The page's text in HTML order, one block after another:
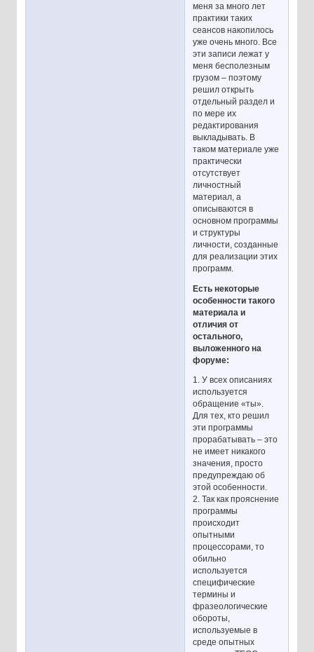
меня за много лет
практики таких
сеансов накопилось
уже очень много. Все
эти записи лежат у
меня бесполезным
грузом – поэтому
решил открыть
отдельный раздел и
по мере их
редактирования
выкладывать. В
таком материале уже
практически
отсутствует
личностный
материал, а
описываются в
основном программы
и структуры
личности, созданные
для реализации этих
программ.
Есть некоторые
особенности такого
материала и
отличия от
остального,
выложенного на
форуме:
1. У всех описаниях
используется
обращение «ты».
Для тех, кто решил
эти программы
прорабатывать – это
не имеет никакого
значения, просто
предупреждаю об
этой особенности.
2. Так как прояснение
программы
происходит
опытными
процессорами, то
обильно
используется
специфические
термины и
фразеологические
обороты,
используемые в
среде опытных